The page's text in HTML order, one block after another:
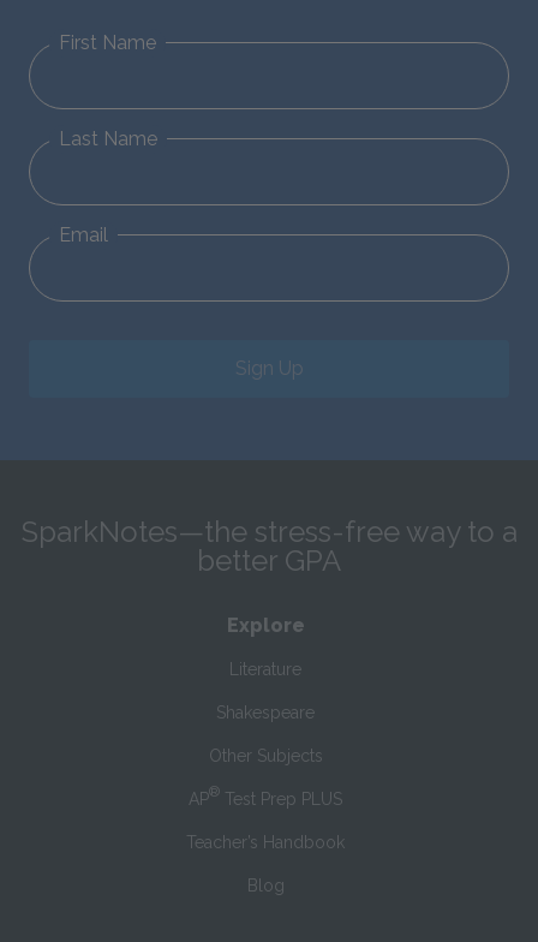
First Name
Last Name
Email
Sign Up
SparkNotes—the stress-free way to a
better GPA
Explore
Literature
Shakespeare
Other Subjects
AP® Test Prep PLUS
Teacher’s Handbook
Blog